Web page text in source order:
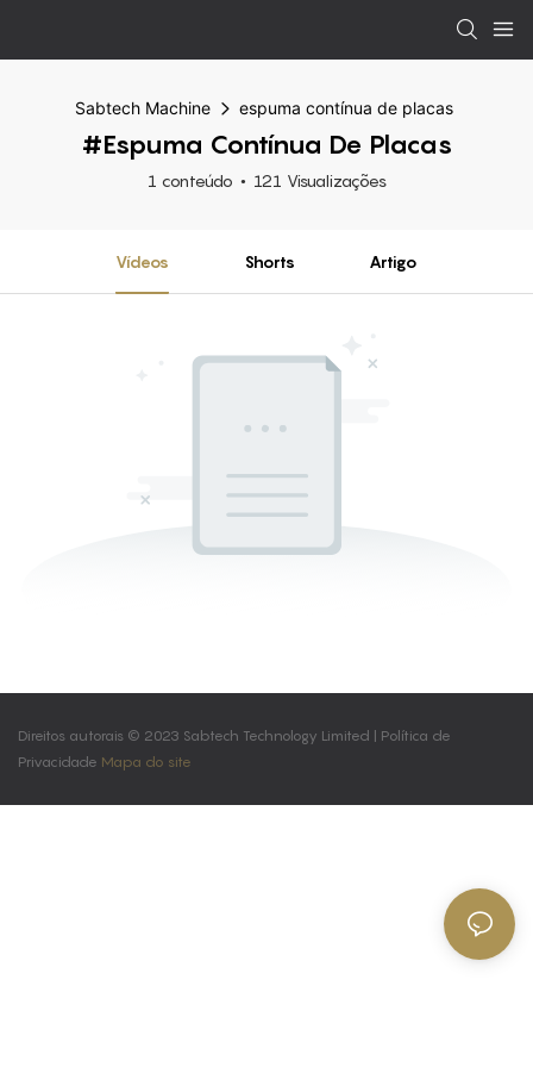
Sabtech Machine espuma contínua de placas
#espuma Contínua De Placas
1 conteúdo 121 Visualizações
Vídeos Shorts Artigo
Direitos autorais © 2023 Sabtech Technology Limited | Política de
Privacidade Mapa do site